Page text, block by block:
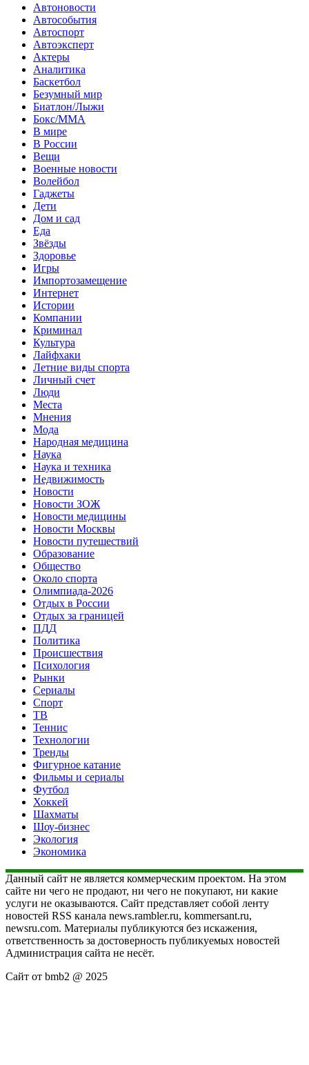
Автоновости
Автособытия
Автоспорт
Автоэксперт
Актеры
Аналитика
Баскетбол
Безумный мир
Биатлон/Лыжи
Бокс/MMA
В мире
В России
Вещи
Военные новости
Волейбол
Гаджеты
Дети
Дом и сад
Еда
Звёзды
Здоровье
Игры
Импортозамещение
Интернет
Истории
Компании
Криминал
Культура
Лайфхаки
Летние виды спорта
Личный счет
Люди
Места
Мнения
Мода
Народная медицина
Наука
Наука и техника
Недвижимость
Новости
Новости ЗОЖ
Новости медицины
Новости Москвы
Новости путешествий
Образование
Общество
Около спорта
Олимпиада-2026
Отдых в России
Отдых за границей
ПДД
Политика
Происшествия
Психология
Рынки
Сериалы
Спорт
ТВ
Теннис
Технологии
Тренды
Фигурное катание
Фильмы и сериалы
Футбол
Хоккей
Шахматы
Шоу-бизнес
Экология
Экономика
Данный сайт не является коммерческим проектом. На этом
сайте ни чего не продают, ни чего не покупают, ни какие
услуги не оказываются. Сайт представляет собой ленту
новостей RSS канала news.rambler.ru, kommersant.ru,
newsru.com. Материалы публикуются без искажения,
ответственность за достоверность публикуемых новостей
Администрация сайта не несёт.
Сайт от bmb2 @ 2025